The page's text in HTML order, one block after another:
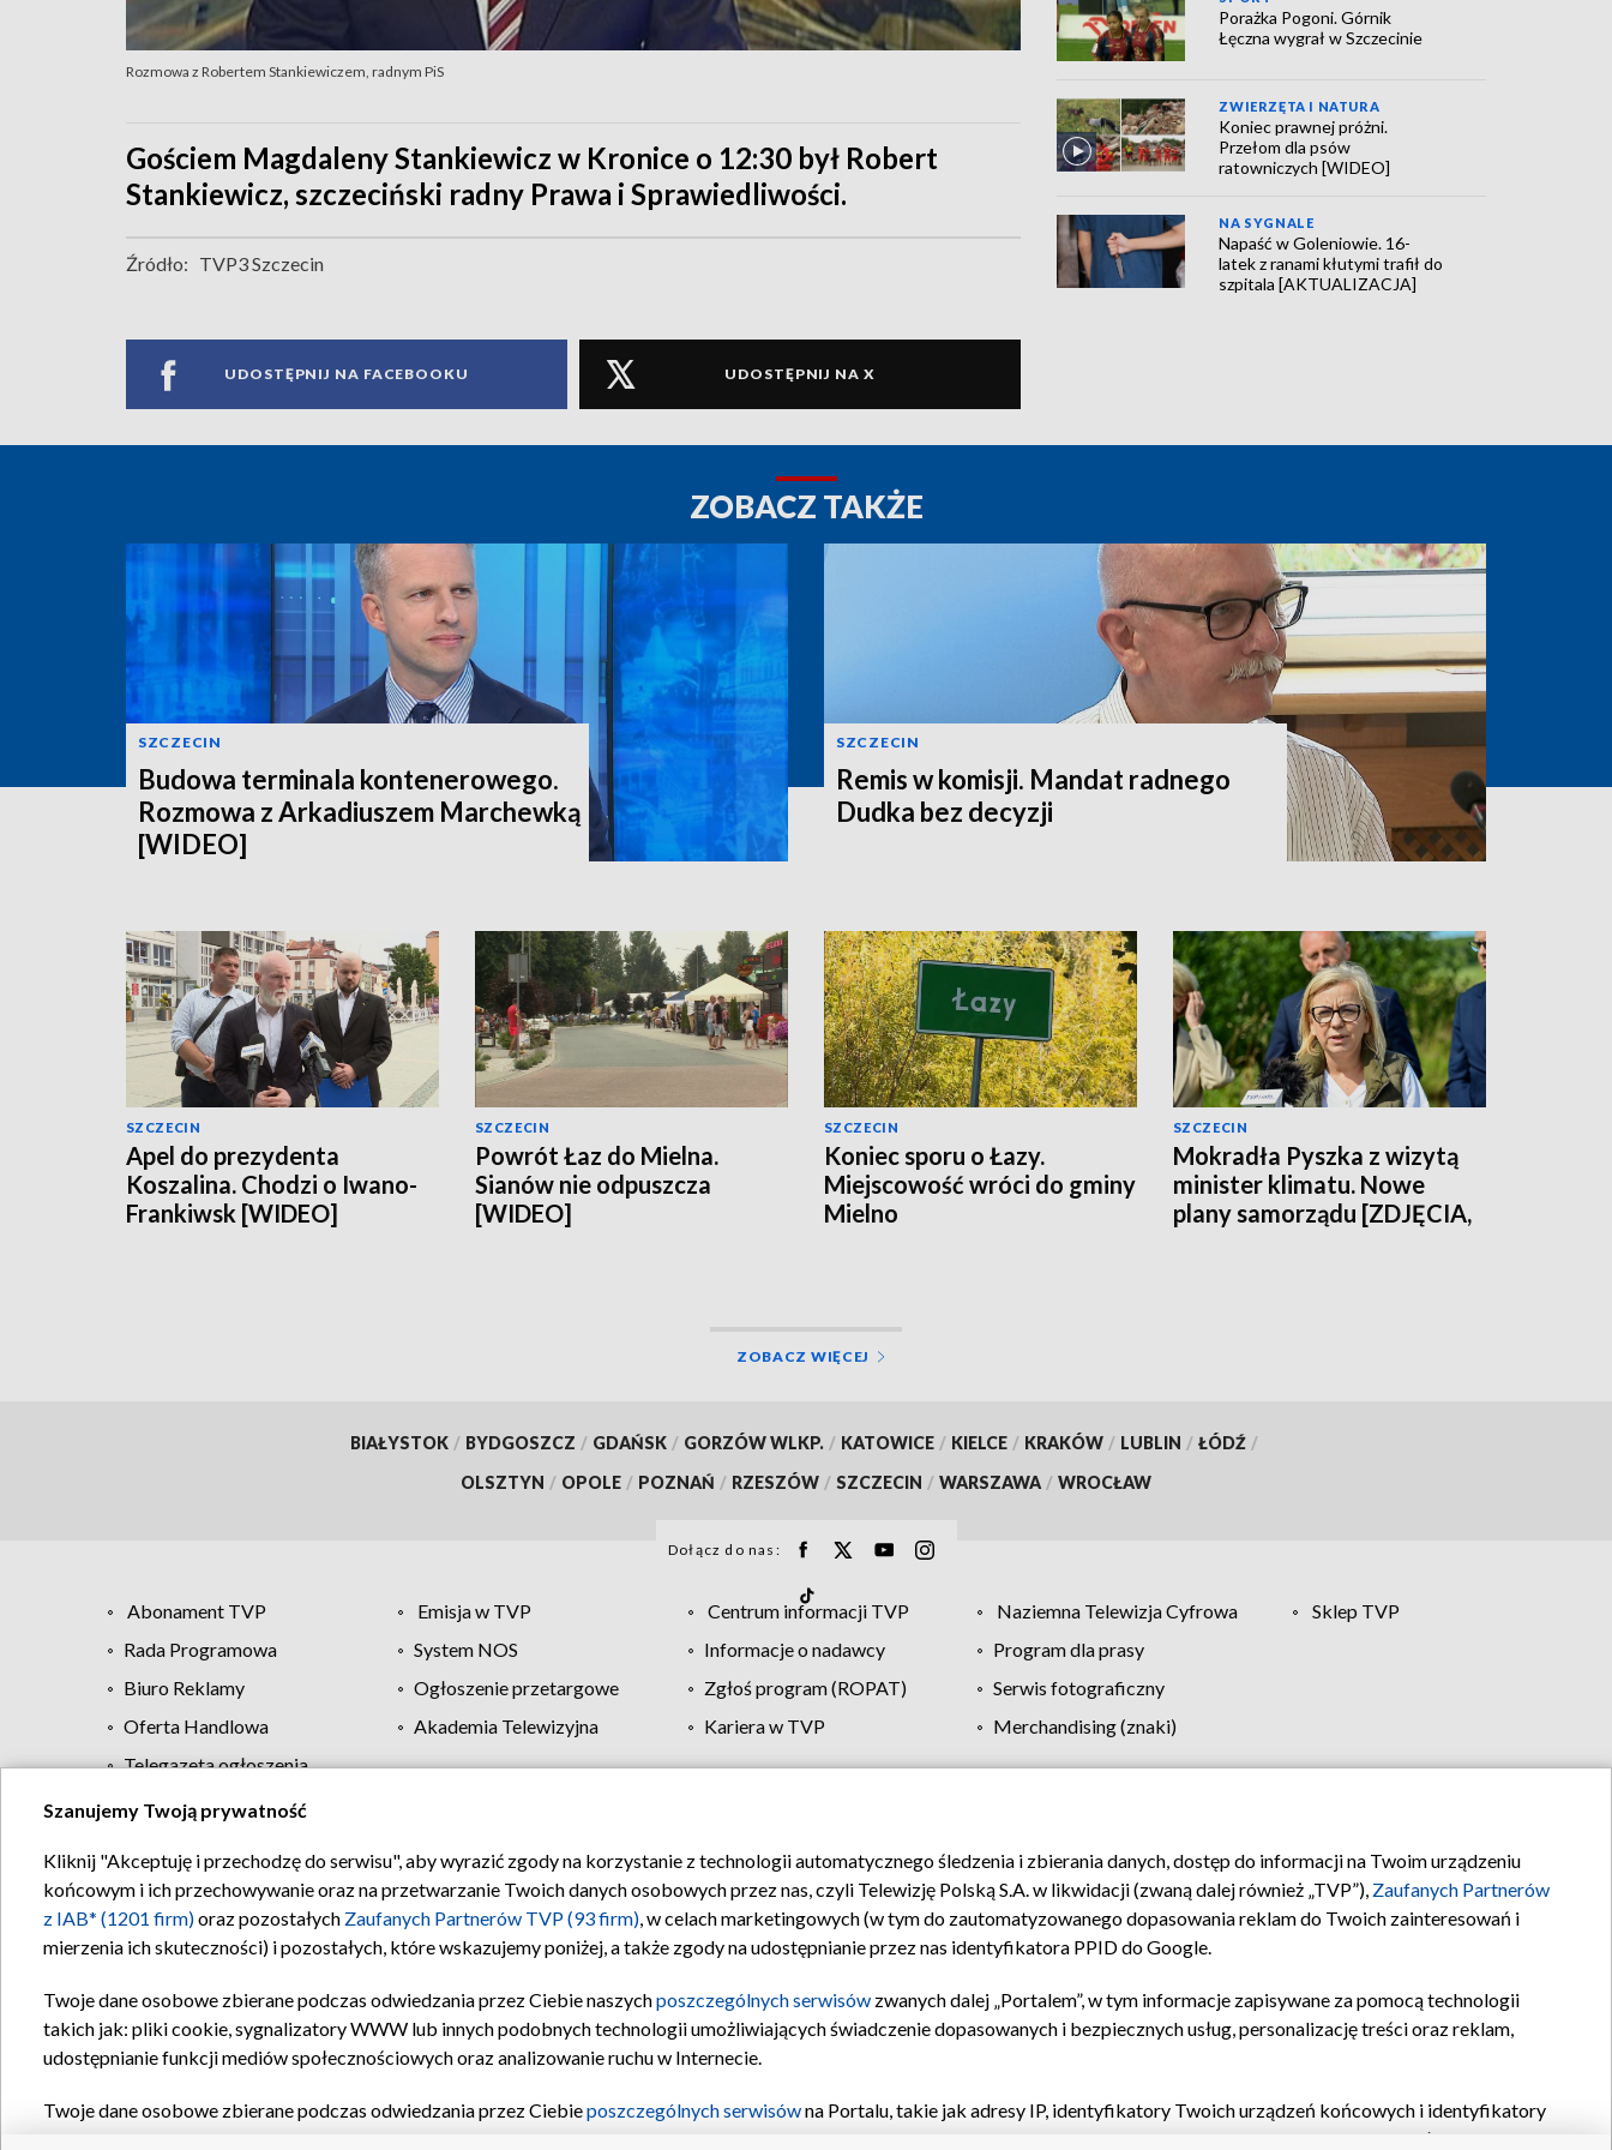
Rozmowa z Robertem Stankiewiczem, radnym PiS
Gościem Magdaleny Stankiewicz w Kronice o 12:30 był Robert
Stankiewicz, szczeciński radny Prawa i Sprawiedliwości.
Źródło: TVP3 Szczecin
UDOSTĘPNIJ NA FACEBOOKU UDOSTĘPNIJ NA X
Porażka Pogoni. Górnik
Łęczna wygrał w Szczecinie
ZWIERZĘTA I NATURA
Koniec prawnej próżni.
Przełom dla psów
ratowniczych [WIDEO]
NA SYGNALE
Napaść w Goleniowie. 16-
latek z ranami kłutymi trafił do
szpitala [AKTUALIZACJA]
ZOBACZ TAKŻE
SZCZECIN
Budowa terminala kontenerowego.
Rozmowa z Arkadiuszem Marchewką
[WIDEO]
SZCZECIN
Remis w komisji. Mandat radnego
Dudka bez decyzji
SZCZECIN
Apel do prezydenta
Koszalina. Chodzi o Iwano-
Frankiwsk [WIDEO]
SZCZECIN
Powrót Łaz do Mielna.
Sianów nie odpuszcza
[WIDEO]
SZCZECIN
Koniec sporu o Łazy.
Miejscowość wróci do gminy
Mielno
SZCZECIN
Mokradła Pyszka z wizytą
minister klimatu. Nowe
plany samorządu [ZDJĘCIA,
ZOBACZ WIĘCEJ
BIAŁYSTOK / BYDGOSZCZ / GDAŃSK / GORZÓW WLKP. / KATOWICE / KIELCE / KRAKÓW / LUBLIN / ŁÓDŹ /
OLSZTYN / OPOLE / POZNAŃ / RZESZÓW / SZCZECIN / WARSZAWA / WROCŁAW
Dołącz do nas:
Abonament TVP Emisja w TVP Centrum informacji TVP Naziemna Telewizja Cyfrowa
Sklep TVP
Rada Programowa
System NOS Informacje o nadawcy
Program dla prasy
Biuro Reklamy
Ogłoszenie przetargowe Zgłoś program (ROPAT)
Serwis fotograficzny
Oferta Handlowa
Akademia Telewizyjna Kariera w TVP
Merchandising (znaki)
Telegazeta ogłoszenia
Regulamin TVP Polityka prywatności Moje zgody Pomoc Biuro reklamy Kontakt
Szanujemy Twoją prywatność
Kliknij "Akceptuję i przechodzę do serwisu", aby wyrazić zgody na korzystanie z technologii automatycznego śledzenia i zbierania danych, dostęp do informacji na Twoim urządzeniu
końcowym i ich przechowywanie oraz na przetwarzanie Twoich danych osobowych przez nas, czyli Telewizję Polską S.A. w likwidacji (zwaną dalej również „TVP”), Zaufanych Partnerów
z IAB* (1201 firm)oraz pozostałych Zaufanych Partnerów TVP (93 firm), w celach marketingowych (w tym do zautomatyzowanego dopasowania reklam do Twoich zainteresowań i
mierzenia ich skuteczności) i pozostałych, które wskazujemy poniżej, a także zgody na udostępnianie przez nas identyfikatora PPID do Google.
Twoje dane osobowe zbierane podczas odwiedzania przez Ciebie naszychposzczególnych serwisów zwanych dalej „Portalem”, w tym informacje zapisywane za pomocą technologii
takich jak: pliki cookie, sygnalizatory WWW lub innych podobnych technologii umożliwiających świadczenie dopasowanych i bezpiecznych usług, personalizację treści oraz reklam,
udostępnianie funkcji mediów społecznościowych oraz analizowanie ruchu w Internecie.
Twoje dane osobowe zbierane podczas odwiedzania przez Ciebieposzczególnych serwisówna Portalu, takie jak adresy IP, identyfikatory Twoich urządzeń końcowych i identyfikatory
oraz pozostałych